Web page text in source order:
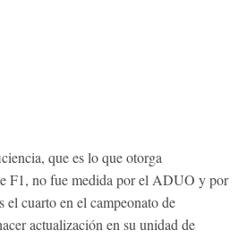
que es lo que otorga
F1, no fue medida por el ADUO y por
el cuarto en el campeonato de
actualización en su unidad de